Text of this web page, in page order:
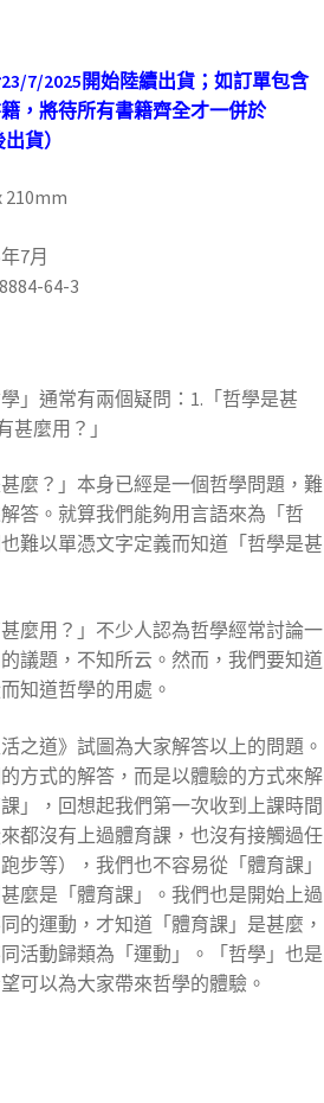
7/2025開始陸續出貨；如訂單包含
，將待所有書籍齊全才一併於
貨）
210mm
7月
64-3
」通常有兩個疑問：1.「哲學是甚
甚麼用？」
麼？」本身已經是一個哲學問題，難
答。就算我們能夠用言語來為「哲
難以單憑文字定義而知道「哲學是甚
麼用？」不少人認為哲學經常討論一
議題，不知所云。然而，我們要知道
知道哲學的用處。
之道》試圖為大家解答以上的問題。
方式的解答，而是以體驗的方式來解
」，回想起我們第一次收到上課時間
都沒有上過體育課，也沒有接觸過任
步等），我們也不容易從「體育課」
麼是「體育課」。我們也是開始上過
的運動，才知道「體育課」是甚麼，
活動歸類為「運動」。「哲學」也是
可以為大家帶來哲學的體驗。